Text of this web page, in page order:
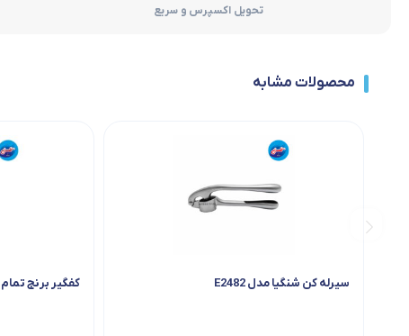
تحویل اکسپرس و سریع
محصولات مشابه
سیرله کن شنگیا مدل E2482 کفگیر برنج